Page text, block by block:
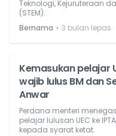
Teknologi, Kejuruteraan
(STEM).
Bernama ⋅ 3 bulan lepas
Kemasukan pelajar
wajib lulus BM dan
Anwar
Perdana menteri
pelajar lulusan UEC ke
kepada syarat ketat.